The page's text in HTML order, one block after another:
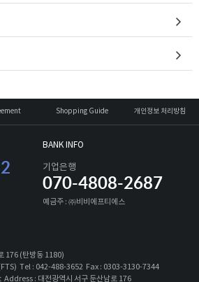
Shopping Guide 개인정보 처리방침
BANK INFO
기업은행
070-4808-2687
예금주 : ㈜비비에프티에스
176 (탄방동 1180)
Tel : 042-488-3652 Fax : 0303-3130-7344
: 대전광역시 서구 둔산남로 176